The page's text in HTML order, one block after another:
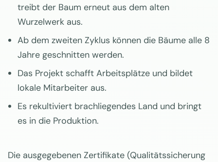
treibt der Baum erneut aus dem alten
Wurzelwerk aus.
Ab dem zweiten Zyklus können die Bäume alle 8
Jahre geschnitten werden.
Das Projekt schafft Arbeitsplätze und bildet
lokale Mitarbeiter aus.
Es rekultiviert brachliegendes Land und bringt
es in die Produktion.
Die ausgegebenen Zertifikate (Qualitätssicherung